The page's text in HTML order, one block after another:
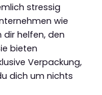
stressig
wie
dir helfen, den
bieten
Verpackung,
dich um nichts